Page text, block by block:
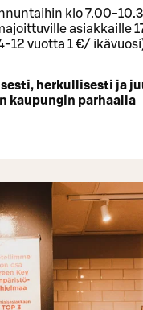
klo 7.00-
asiakkaille
vuotta 1 €/
herkullisesti ja
kaupungin parhaalla